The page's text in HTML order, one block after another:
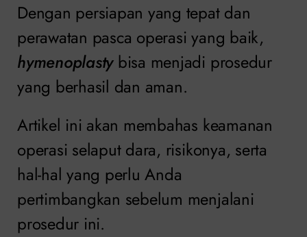
Dengan persiapan yang tepat dan
perawatan pasca operasi yang baik,
hymenoplastybisa menjadi prosedur
yang berhasil dan aman.
Artikel ini akan membahas keamanan
operasi selaput dara, risikonya, serta
hal-hal yang perlu Anda
pertimbangkan sebelum menjalani
prosedur ini.